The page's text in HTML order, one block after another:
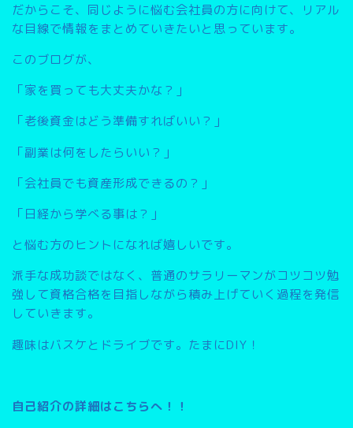
だからこそ、同じように悩む会社員の方に向けて、リアル
な目線で情報をまとめていきたいと思っています。
このブログが、
「家を買っても大丈夫かな？」
「老後資金はどう準備すればいい？」
「副業は何をしたらいい？」
「会社員でも資産形成できるの？」
「日経から学べる事は？」
と悩む方のヒントになれば嬉しいです。
派手な成功談ではなく、普通のサラリーマンがコツコツ勉
強して資格合格を目指しながら積み上げていく過程を発信
していきます。
趣味はバスケとドライブです。たまにDIY！
自己紹介の詳細はこちらへ！！